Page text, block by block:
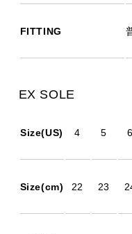
FITTING
EX SOLE
Size(US) 4 5 6
Size(cm) 22 23